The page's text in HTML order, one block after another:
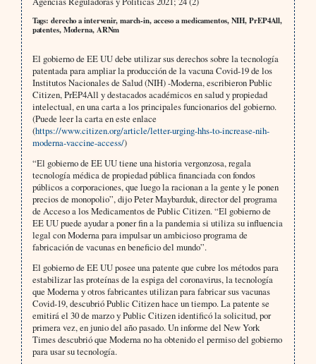
Tags: derecho a intervenir, march-in, acceso a medicamentos, NIH, PrEP4All,
patentes, Moderna, ARNm
El gobierno de EE UU debe utilizar sus derechos sobre la tecnología
patentada para ampliar la producción de la vacuna Covid-19 de los
Institutos Nacionales de Salud (NIH) -Moderna, escribieron Public
Citizen, PrEP4All y destacados académicos en salud y propiedad
intelectual, en una carta a los principales funcionarios del gobierno.
(Puede leer la carta en este enlace
(https://www.citizen.org/article/letter-urging-hhs-to-increase-nih-
moderna-vaccine-access/)
“El gobierno de EE UU tiene una historia vergonzosa, regala
tecnología médica de propiedad pública financiada con fondos
públicos a corporaciones, que luego la racionan a la gente y le ponen
precios de monopolio”, dijo Peter Maybarduk, director del programa
de Acceso a los Medicamentos de Public Citizen. “El gobierno de
EE UU puede ayudar a poner fin a la pandemia si utiliza su influencia
legal con Moderna para impulsar un ambicioso programa de
fabricación de vacunas en beneficio del mundo”.
El gobierno de EE UU posee una patente que cubre los métodos para
estabilizar las proteínas de la espiga del coronavirus, la tecnología
que Moderna y otros fabricantes utilizan para fabricar sus vacunas
Covid-19, descubrió Public Citizen hace un tiempo. La patente se
emitirá el 30 de marzo y Public Citizen identificó la solicitud, por
primera vez, en junio del año pasado. Un informe del New York
Times descubrió que Moderna no ha obtenido el permiso del gobierno
para usar su tecnología.